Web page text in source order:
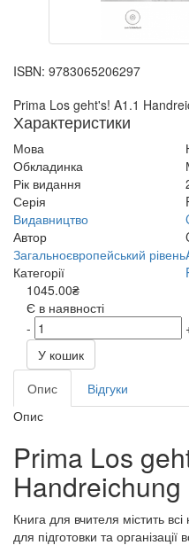
ISBN: 9783065206297
Prima Los geht's! A1.1
Характеристики
Мова
Обкладинка
Рік видання
Серія
Видавництво
Автор
Загальноєвропейський рівень
Категорії
1045.00₴
Є в наявності
-
У кошик
Опис
Відгуки
Опис
Prima Los
Книга для вчителя містить
для підготовки та організації